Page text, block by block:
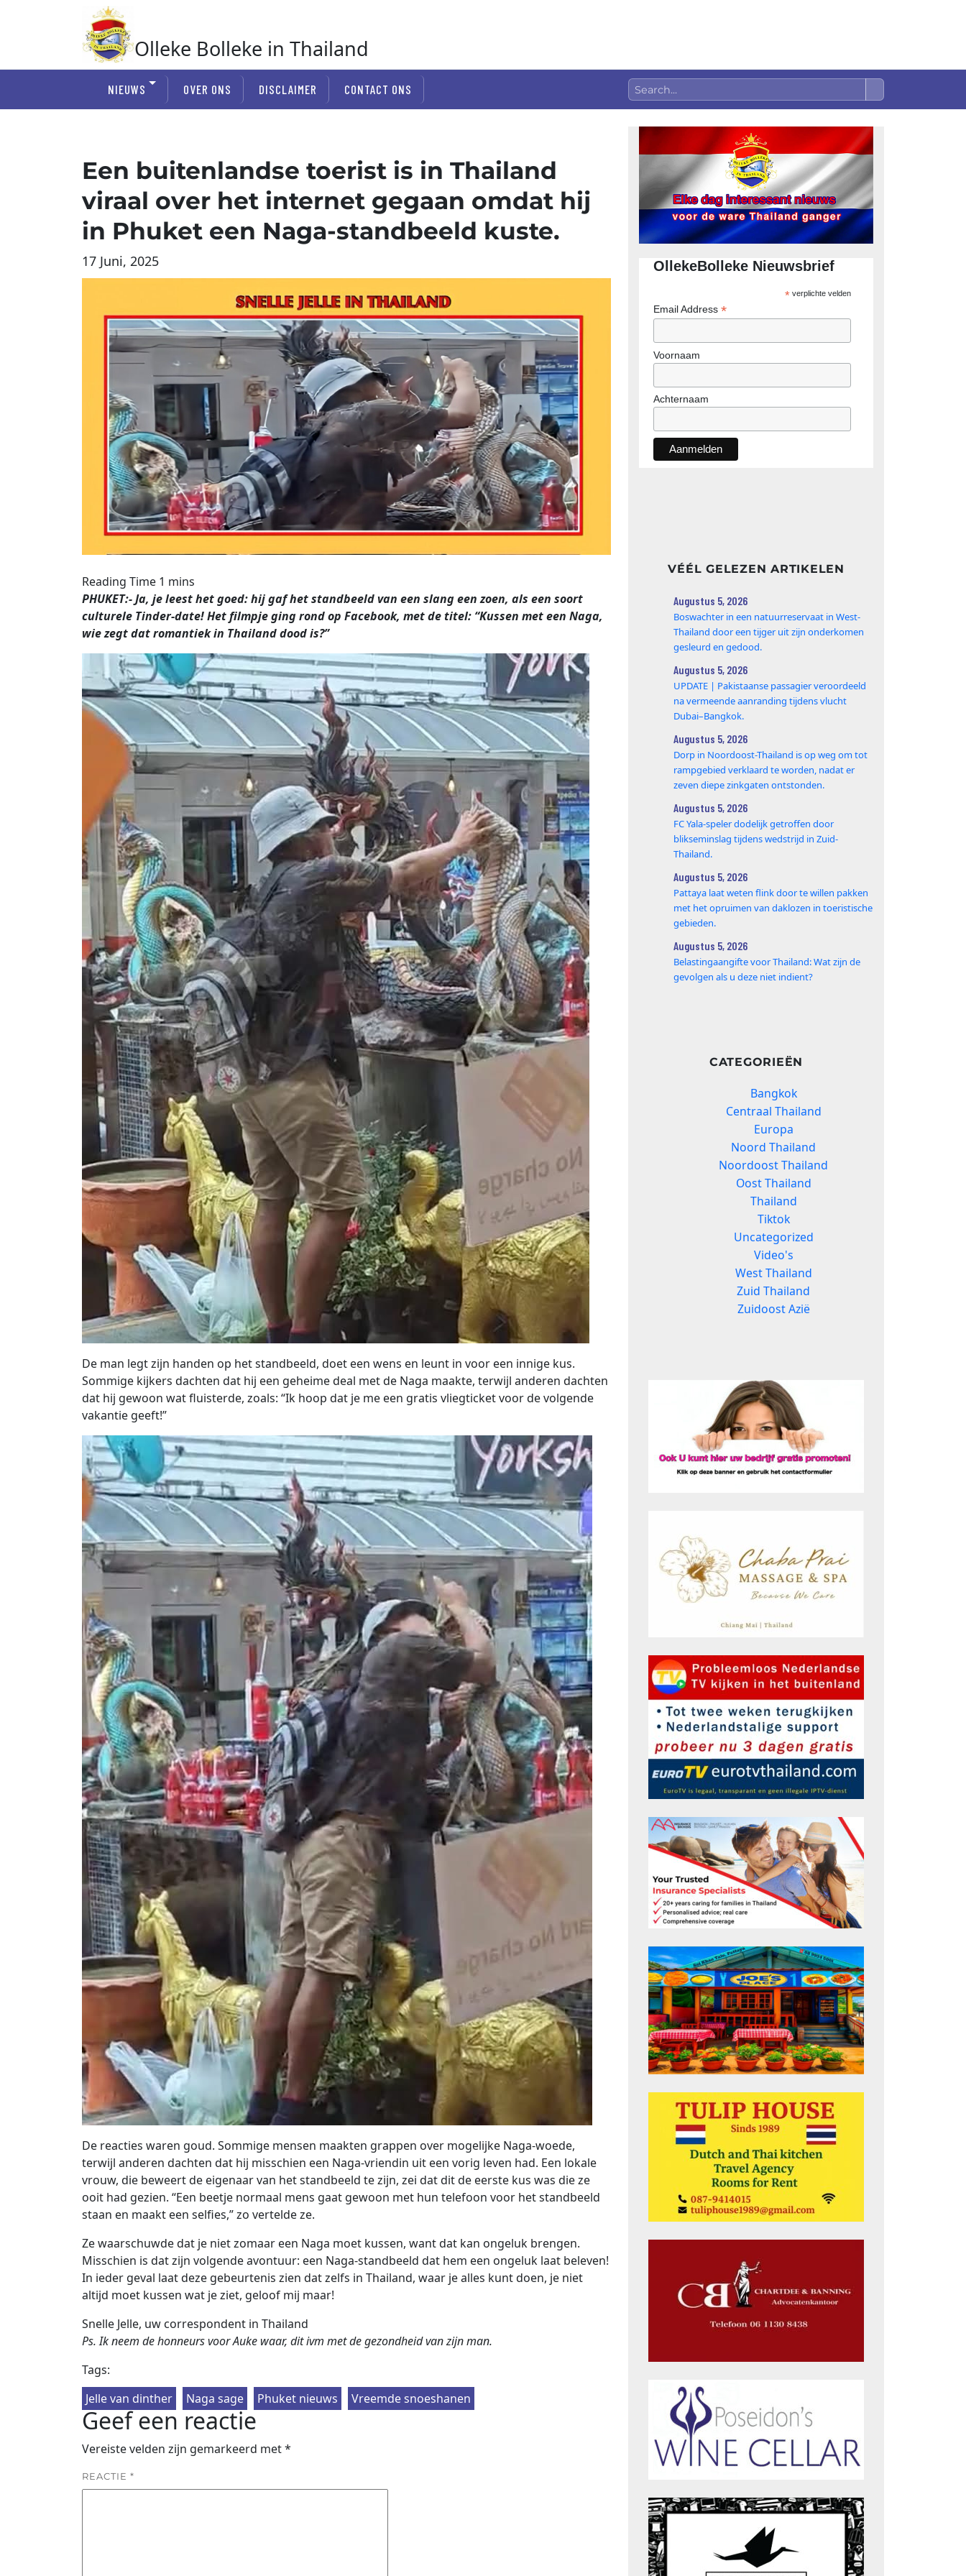
Olleke Bolleke in Thailand
NIEUWS OVER ONS DISCLAIMER CONTACT ONS
Een buitenlandse toerist is in Thailand
viraal over het internet gegaan omdat hij
in Phuket een Naga-standbeeld kuste.
17 Juni, 2025
PHUKET:- Ja, je leest het goed: hij gaf het standbeeld van een slang een zoen, als een soort
culturele Tinder-date! Het filmpje ging rond op Facebook, met de titel: “Kussen met een Naga,
wie zegt dat romantiek in Thailand dood is?”
De man legt zijn handen op het standbeeld, doet een wens en leunt in voor een innige kus.
Sommige kijkers dachten dat hij een geheime deal met de Naga maakte, terwijl anderen dachten
dat hij gewoon wat fluisterde, zoals: “Ik hoop dat je me een gratis vliegticket voor de volgende
vakantie geeft!”
De reacties waren goud. Sommige mensen maakten grappen over mogelijke Naga-woede,
terwijl anderen dachten dat hij misschien een Naga-vriendin uit een vorig leven had. Een lokale
vrouw, die beweert de eigenaar van het standbeeld te zijn, zei dat dit de eerste kus was die ze
ooit had gezien. “Een beetje normaal mens gaat gewoon met hun telefoon voor het standbeeld
staan en maakt een selfies,” zo vertelde ze.
Ze waarschuwde dat je niet zomaar een Naga moet kussen, want dat kan ongeluk brengen.
Misschien is dat zijn volgende avontuur: een Naga-standbeeld dat hem een ongeluk laat beleven!
In ieder geval laat deze gebeurtenis zien dat zelfs in Thailand, waar je alles kunt doen, je niet
altijd moet kussen wat je ziet, geloof mij maar!
Snelle Jelle, uw correspondent in Thailand
Ps. Ik neem de honneurs voor Auke waar, dit ivm met de gezondheid van zijn man.
Tags:
Jelle van dinther
Naga sage Phuket nieuws Vreemde snoeshanen
Geef een reactie
Vereiste velden zijn gemarkeerd met*
REACTIE *
OllekeBolleke Nieuwsbrief
*verplichte velden
Email Address *
Voornaam
Achternaam
VÉÉL GELEZEN ARTIKELEN
Augustus 5, 2026
Boswachter in een natuurreservaat in West-
Thailand door een tijger uit zijn onderkomen
gesleurd en gedood.
Augustus 5, 2026
UPDATE | Pakistaanse passagier veroordeeld
na vermeende aanranding tijdens vlucht
Dubai–Bangkok.
Augustus 5, 2026
Dorp in Noordoost-Thailand is op weg om tot
rampgebied verklaard te worden, nadat er
zeven diepe zinkgaten ontstonden.
Augustus 5, 2026
FC Yala-speler dodelijk getroffen door
blikseminslag tijdens wedstrijd in Zuid-
Thailand.
Augustus 5, 2026
Pattaya laat weten flink door te willen pakken
met het opruimen van daklozen in toeristische
gebieden.
Augustus 5, 2026
Belastingaangifte voor Thailand: Wat zijn de
gevolgen als u deze niet indient?
CATEGORIEËN
Bangkok
Centraal Thailand
Europa
Noord Thailand
Noordoost Thailand
Oost Thailand
Thailand
Tiktok
Uncategorized
Video's
West Thailand
Zuid Thailand
Zuidoost Azië